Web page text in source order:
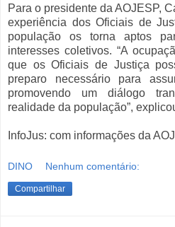
Para o presidente da AOJESP,
experiência dos Oficiais de
população os torna aptos
interesses coletivos. “A
que os Oficiais de Justiça
preparo necessário para
promovendo um diálogo
realidade da população”,
InfoJus: com informações da
DINO Nenhum comentário:
Compartilhar